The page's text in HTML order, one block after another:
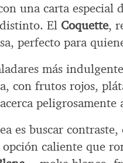
una carta especial
El Coquette,
perfecto para
más
con frutos rojos,
es buscar
caliente que